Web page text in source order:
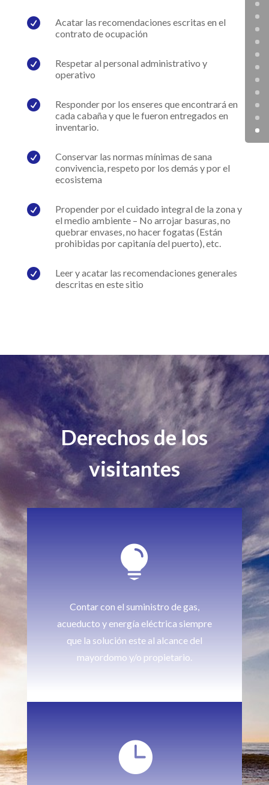

Acatar las recomendaciones escritas en el
contrato de ocupación

Respetar al personal administrativo y
operativo

Responder por los enseres que encontrará en
cada cabaña y que le fueron entregados en
inventario.

Conservar las normas mínimas de sana
convivencia, respeto por los demás y por el
ecosistema

Propender por el cuidado integral de la zona y
el medio ambiente – No arrojar basuras, no
quebrar envases, no hacer fogatas (Están
prohibidas por capitanía del puerto), etc.

Leer y acatar las recomendaciones generales
descritas en este sitio
Derechos de los
visitantes

Contar con el suministro de gas,
acueducto y energía eléctrica siempre
que la solución este al alcance del
mayordomo y/o propietario.
